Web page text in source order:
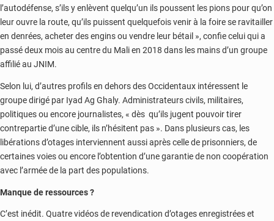
l’autodéfense, s’ils y enlèvent quelqu’un ils poussent les pions pour qu’on
leur ouvre la route, qu’ils puissent quelquefois venir à la foire se ravitailler
en denrées, acheter des engins ou vendre leur bétail », confie celui qui a
passé deux mois au centre du Mali en 2018 dans les mains d’un groupe
affilié au JNIM.
Selon lui, d’autres profils en dehors des Occidentaux intéressent le
groupe dirigé par Iyad Ag Ghaly. Administrateurs civils, militaires,
politiques ou encore journalistes, « dès qu’ils jugent pouvoir tirer
contrepartie d’une cible, ils n’hésitent pas ». Dans plusieurs cas, les
libérations d’otages interviennent aussi après celle de prisonniers, de
certaines voies ou encore l’obtention d’une garantie de non coopération
avec l’armée de la part des populations.
Manque de ressources ?
C’est inédit. Quatre vidéos de revendication d’otages enregistrées et